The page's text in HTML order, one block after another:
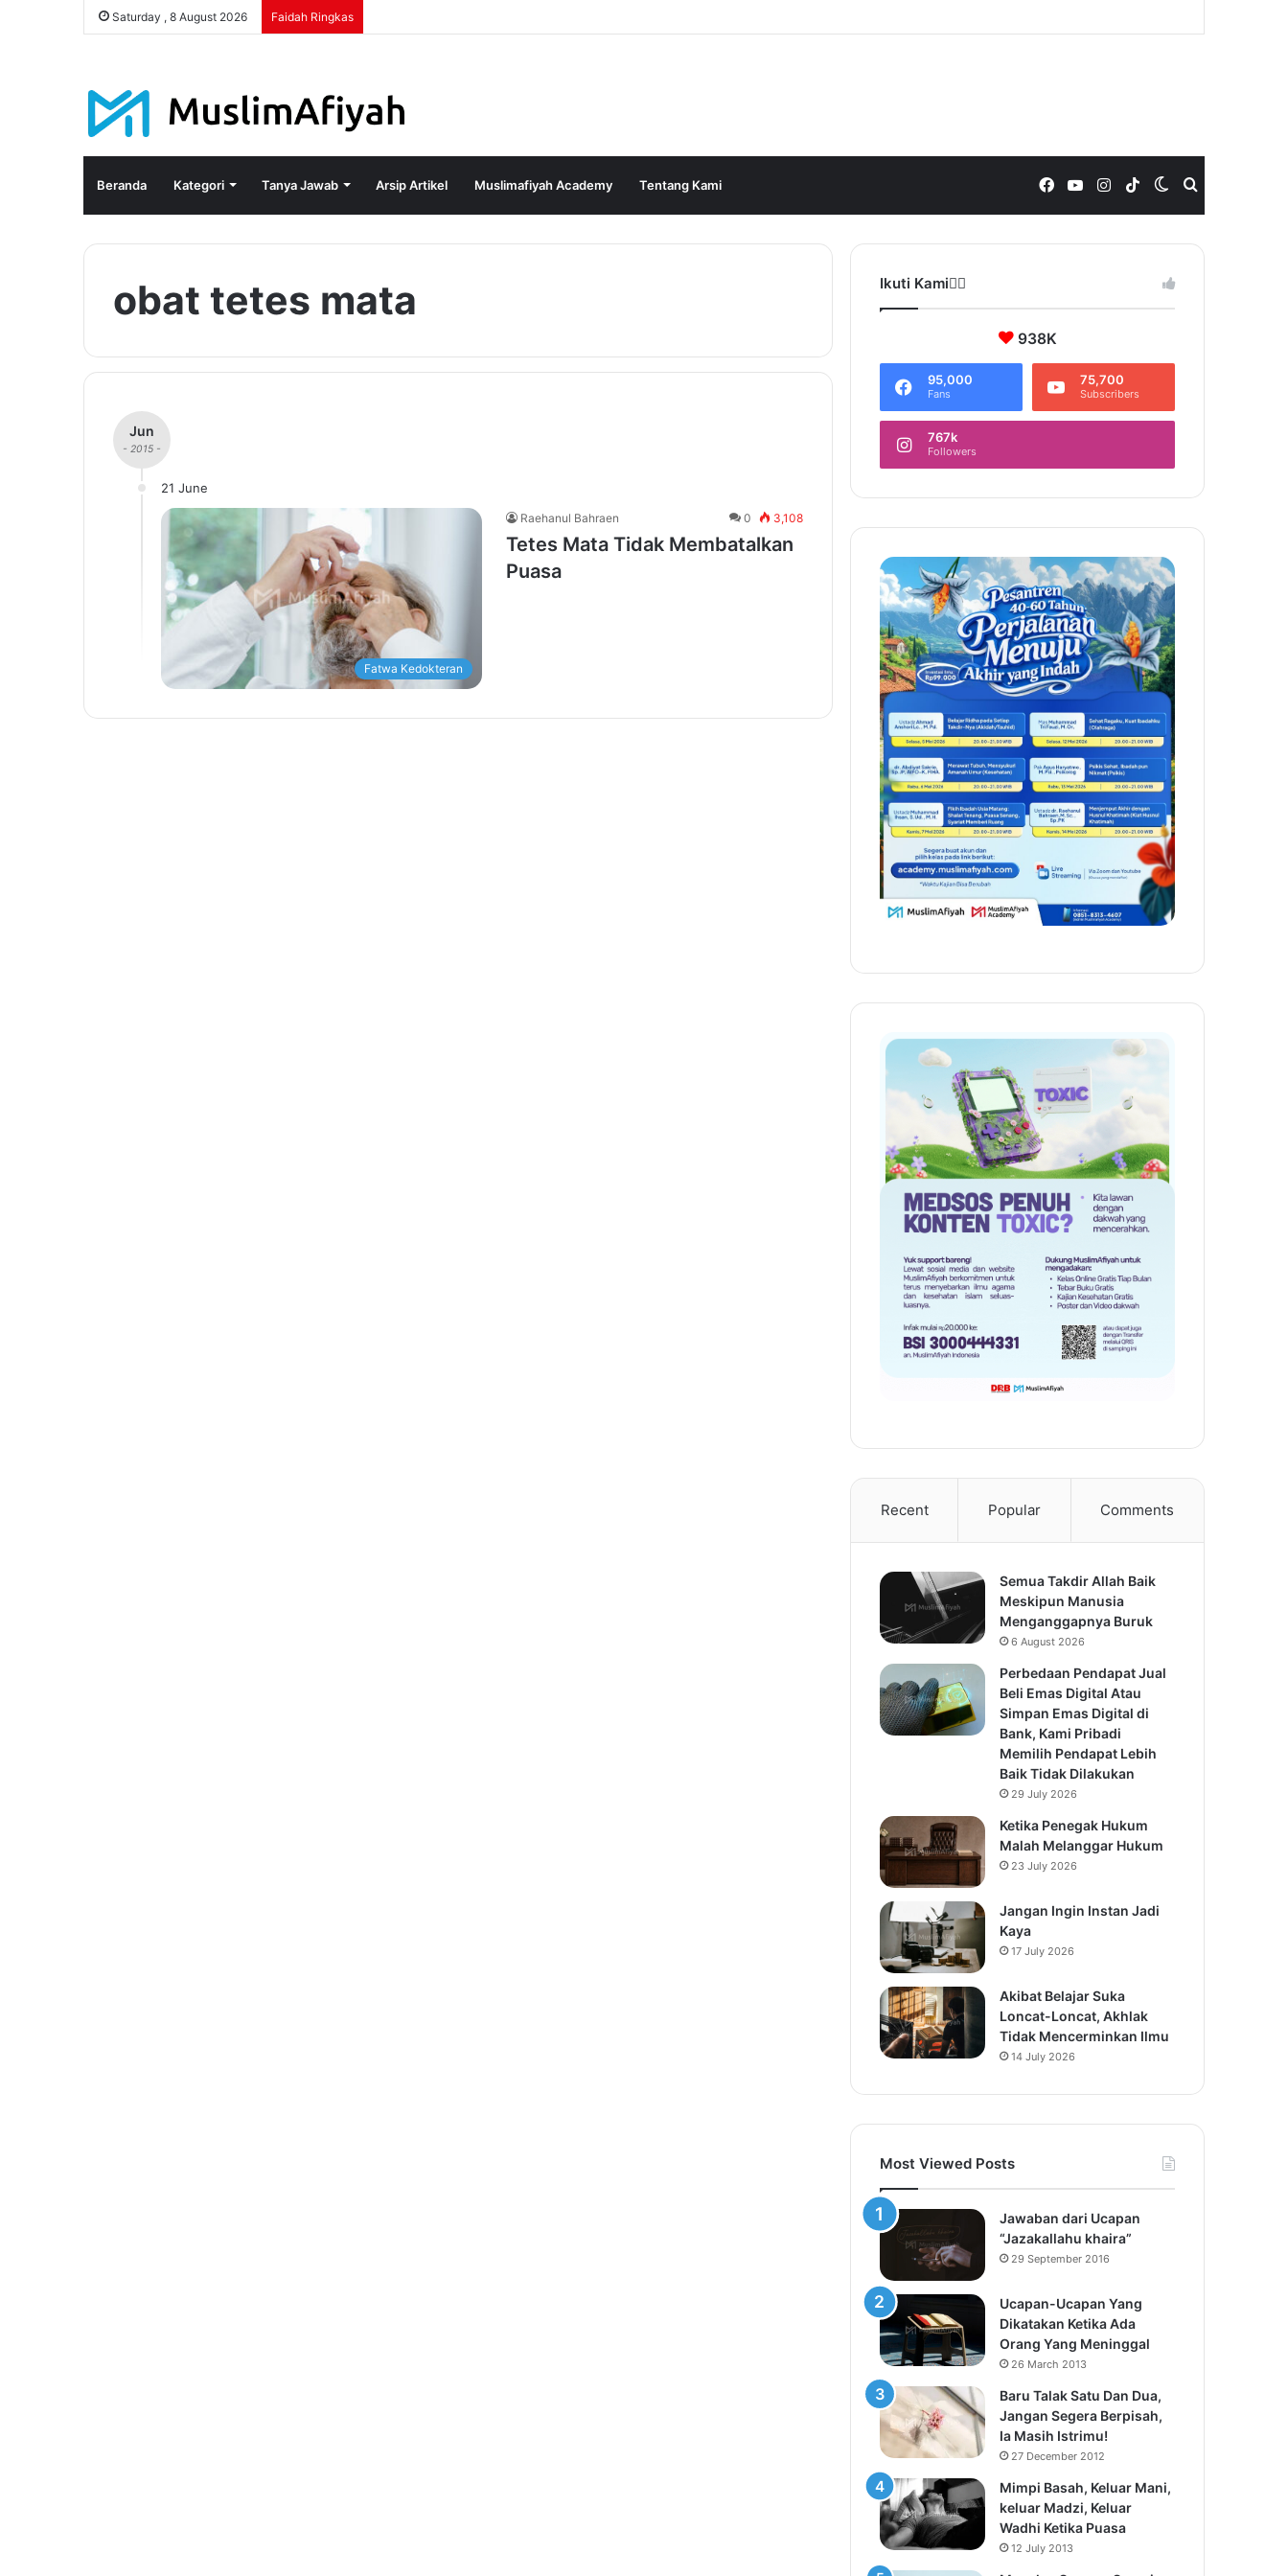
Saturday , 8 August 2026 Faidah Ringkas
Beranda Kategori Tanya Jawab Arsip Artikel Muslimafiyah Academy Tentang Kami Switch
skin
TikTok
Instagram
YouTube
Facebook
obat tetes mata
Jun
- 2015 -
21 June
Fatwa Kedokteran
Raehanul Bahraen 0 3,108
Tetes Mata Tidak Membatalkan
Puasa
Ikuti Kami❤️‍🔥
938K
95,000
Fans
75,700
Subscribers
767k
Followers
Recent Popular Comments
Semua Takdir Allah Baik
Meskipun Manusia
Menganggapnya Buruk
6 August 2026
Perbedaan Pendapat Jual
Beli Emas Digital Atau
Simpan Emas Digital di
Bank, Kami Pribadi
Memilih Pendapat Lebih
Baik Tidak Dilakukan
29 July 2026
Ketika Penegak Hukum
Malah Melanggar Hukum
23 July 2026
Jangan Ingin Instan Jadi
Kaya
17 July 2026
Akibat Belajar Suka
Loncat-Loncat, Akhlak
Tidak Mencerminkan Ilmu
14 July 2026
Most Viewed Posts
Jawaban dari Ucapan
“Jazakallahu khaira”
29 September 2016
Ucapan-Ucapan Yang
Dikatakan Ketika Ada
Orang Yang Meninggal
26 March 2013
Baru Talak Satu Dan Dua,
Jangan Segera Berpisah,
Ia Masih Istrimu!
27 December 2012
Mimpi Basah, Keluar Mani,
keluar Madzi, Keluar
Wadhi Ketika Puasa
12 July 2013